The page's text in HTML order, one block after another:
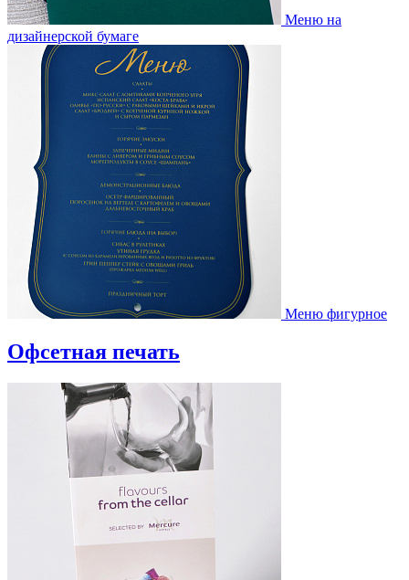
Меню на
дизайнерской бумаге
Меню фигурное
Офсетная печать